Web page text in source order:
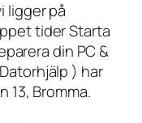
ligger på
tider Starta
din PC &
) har
13, Bromma.